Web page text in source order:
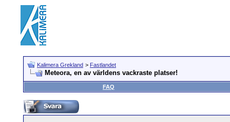
Kalimera Grekland > Fastlandet
Meteora, en av världens vackraste platser!
FAQ